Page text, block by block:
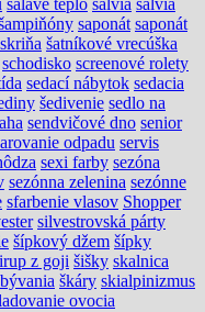
saponát saponát
šatníkové vrecúška
schodisko screenové rolety
sedací nábytok sedacia
šedivenie sedlo na
sendvičové dno senior
odpadu servis
sexi farby sezóna
sezónna zelenina sezónne
sfarbenie vlasov Shopper
silvestrovská párty
šípkový džem šípky
z goji šišky skalnica
škáry skialpinizmus
ovocia